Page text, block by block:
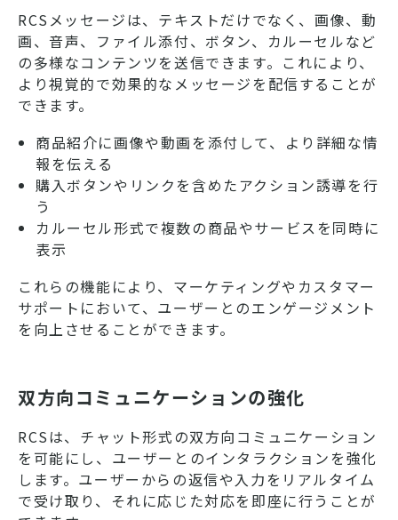
RCSメッセージは、テキストだけでなく、画像、動
画、音声、ファイル添付、ボタン、カルーセルなど
の多様なコンテンツを送信できます。これにより、
より視覚的で効果的なメッセージを配信することが
できます。
商品紹介に画像や動画を添付して、より詳細な情
報を伝える
購入ボタンやリンクを含めたアクション誘導を行
う
カルーセル形式で複数の商品やサービスを同時に
表示
これらの機能により、マーケティングやカスタマー
サポートにおいて、ユーザーとのエンゲージメント
を向上させることができます。
双方向コミュニケーションの強化
RCSは、チャット形式の双方向コミュニケーション
を可能にし、ユーザーとのインタラクションを強化
します。ユーザーからの返信や入力をリアルタイム
で受け取り、それに応じた対応を即座に行うことが